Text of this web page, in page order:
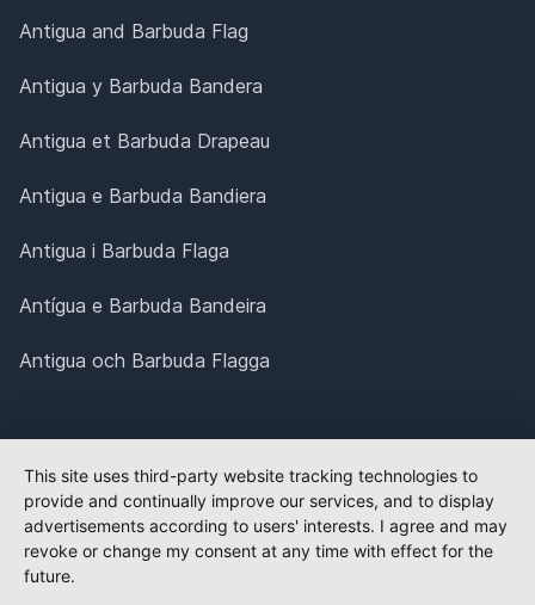
Antigua and Barbuda Flag
Antigua y Barbuda Bandera
Antigua et Barbuda Drapeau
Antigua e Barbuda Bandiera
Antigua i Barbuda Flaga
Antígua e Barbuda Bandeira
Antigua och Barbuda Flagga
This site uses third-party website tracking technologies to
provide and continually improve our services, and to display
advertisements according to users' interests. I agree and may
revoke or change my consent at any time with effect for the
future.